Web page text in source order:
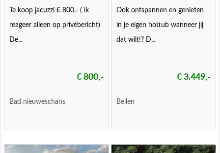
Te koop jacuzzi € 800,- ( ik
reageer alleen op privébericht)
De...
€ 800,-
Bad nieuweschans
Ook ontspannen en genieten
in je eigen hottub wanneer jij
dat wilt!? D...
€ 3.449,-
Beilen